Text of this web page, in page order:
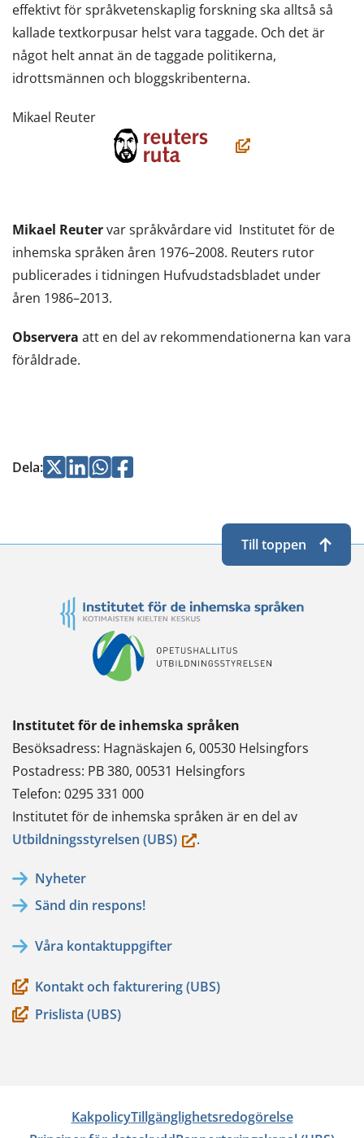
effektivt för språkvetenskaplig forskning ska alltså så
kallade textkorpusar helst vara taggade. Och det är
något helt annat än de taggade politikerna,
idrottsmännen och bloggskribenterna.
Mikael Reuter
(öppnas
fönster,
du
flyttar
annan
Mikael Reutervar språkvårdare vid Institutet för de
inhemska språken åren 1976–2008. Reuters rutor
publicerades i tidningen Hufvudstadsbladet under
åren 1986–2013.
Observera att en del av rekommendationerna kan vara
föråldrade.
Dela:Jaa Jaa Jaa
Jaa
Institutet för de inhemska språken
Besöksadress: Hagnäskajen 6, 00530 Helsingfors
Postadress: PB 380, 00531 Helsingfors
Telefon: 0295 331 000
Institutet för de inhemska språken är en del av
Utbildningsstyrelsen (UBS)(du.
Nyheter
Sänd din respons!
Våra kontaktuppgifter
Kontakt och fakturering (UBS)
Prislista (UBS)
KakpolicyTillgänglighetsredogörelse
Till toppen